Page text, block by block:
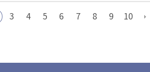
3 4 5 6 7 8 9 10